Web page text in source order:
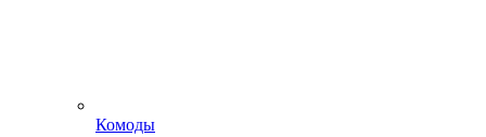
Комоды